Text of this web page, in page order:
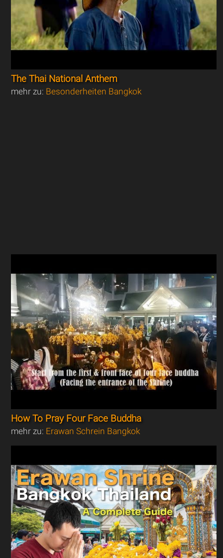
The Thai National Anthem
mehr zu: Besonderheiten Bangkok
How To Pray Four Face Buddha
mehr zu: Erawan Schrein Bangkok